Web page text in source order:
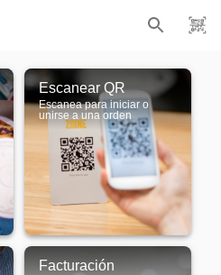
Escanear QR
Escanea para iniciar o
unirse a una orden
Facturación